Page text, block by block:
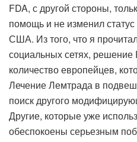
FDA, с другой стороны,
помощь и не изменил
США. Из того, что я
социальных сетях,
количество европейцев,
Лечение Лемтрада в
поиск другого
Другие, которые уже
обеспокоены серьезным